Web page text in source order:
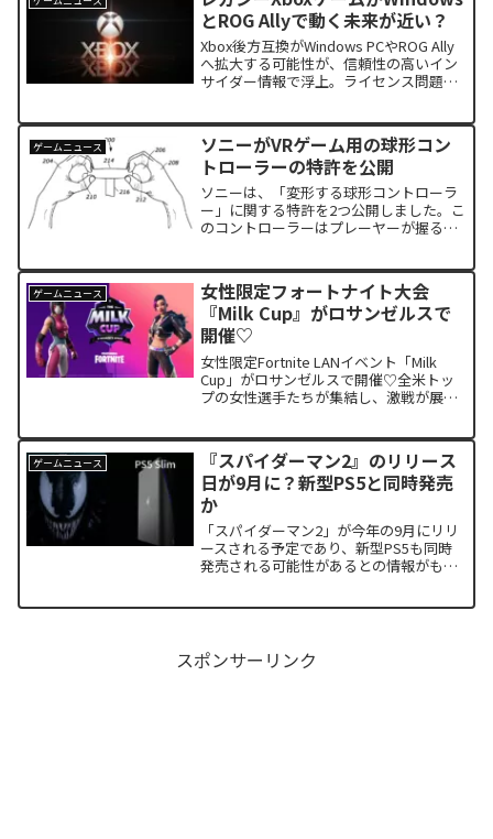
期待される最新のAI技術とは？
とROG Allyで動く未来が近い？
Xbox後方互換がWindows PCやROG Ally
へ拡大する可能性が、信頼性の高いイン
サイダー情報で浮上。ライセンス問題や
ゲームニュース
ソニーがVRゲーム用の球形コン
トローラーの特許を公開
ソニーは、「変形する球形コントローラ
ー」に関する特許を2つ公開しました。こ
のコントローラーはプレーヤーが握ると
この技術が実現すれば、より一層VRゲー
ムの世界に没入できることでしょう。
ゲームニュース
女性限定フォートナイト大会
『Milk Cup』がロサンゼルスで
開催♡
女性限定Fortnite LANイベント「Milk
Cup」がロサンゼルスで開催♡全米トッ
プの女性選手たちが集結し、激戦が展開
ゲームニュース
『スパイダーマン2』のリリース
日が9月に？新型PS5と同時発売
か
「スパイダーマン2」が今年の9月にリリ
ースされる予定であり、新型PS5も同時
発売される可能性があるとの情報がもた
スポンサーリンク